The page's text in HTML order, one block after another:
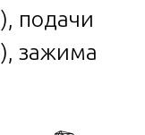
подачи
зажима